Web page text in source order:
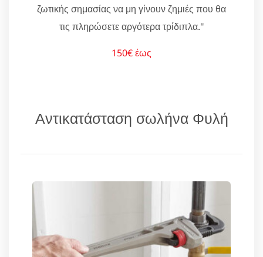
ζωτικής σημασίας να μη γίνουν ζημιές που θα
τις πληρώσετε αργότερα τρίδιπλα."
150€ έως
Αντικατάσταση σωλήνα Φυλή